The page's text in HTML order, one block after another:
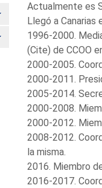
Alternar
Alternar
Actualmente es
Llegó a Canarias
1996-2000.
(Cite) de CCOO
2000-2005.
2000-2011.
2005-2014.
2000-2008.
2000-2012.
2008-2012.
la misma.
2016. Miembro
2016-2017.